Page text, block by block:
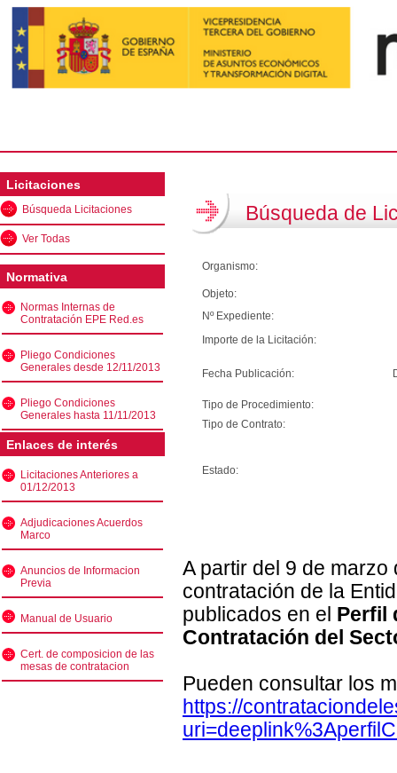
Licitaciones
Búsqueda Licitaciones
Ver Todas
Normativa
Normas Internas de
Contratación EPE Red.es
Pliego Condiciones
Generales desde 12/11/2013
Pliego Condiciones
Generales hasta 11/11/2013
Enlaces de interés
Licitaciones Anteriores a
01/12/2013
Adjudicaciones Acuerdos
Marco
Anuncios de Informacion
Previa
Manual de Usuario
Cert. de composicion de las
mesas de contratacion
Búsqueda de
Organismo:
Objeto:
Nº Expediente:
Importe de la Licitación:
Fecha Publicación:
Tipo de Procedimiento:
Tipo de Contrato:
Estado:
A partir del 9 de
contratación de la
publicados en el Perfil
Contratación del
Pueden consultar los
https://